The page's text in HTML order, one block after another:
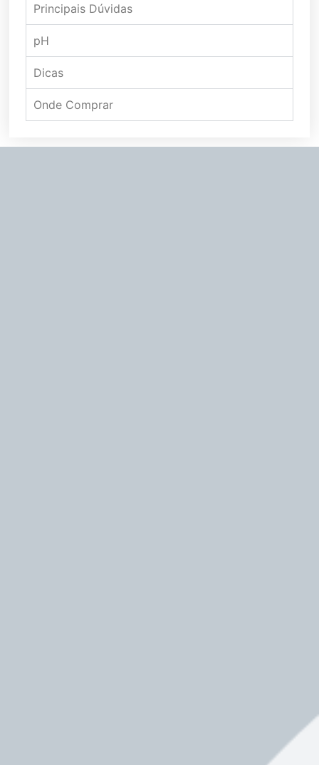
Principais Dúvidas
pH
Dicas
Onde Comprar